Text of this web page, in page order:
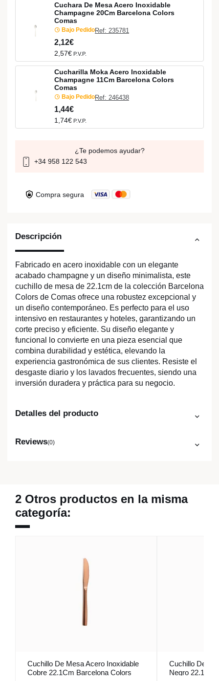
Descripción
Fabricado en acero inoxidable con un elegante
acabado champagne y un diseño minimalista, este
cuchillo de mesa de 22.1cm de la colección Barcelona
Colors de Comas ofrece una robustez excepcional y
un diseño contemporáneo. Es perfecto para el uso
intensivo en restaurantes y hoteles, garantizando un
corte preciso y eficiente. Su diseño elegante y
funcional lo convierte en una pieza esencial que
combina durabilidad y estética, elevando la
experiencia gastronómica de sus clientes. Resiste el
desgaste diario y los lavados frecuentes, siendo una
inversión duradera y práctica para su negocio.
Detalles del producto
Reviews(0)
Cuchara De Mesa Acero Inoxidable
Champagne 20Cm Barcelona Colors
Comas
Bajo PedidoRef: 235781
2,12€
2,57€ P.V.P.
Cucharilla Moka Acero Inoxidable
Champagne 11Cm Barcelona Colors
Comas
Bajo PedidoRef: 246438
1,44€
1,74€ P.V.P.
¿Te podemos ayudar?
+34 958 122 543
Compra segura
2 Otros productos en la misma
categoría:
Cuchillo De Mesa Acero Inoxidable
Cobre 22.1Cm Barcelona Colors
Cuchillo De
Negro 22.1Cm